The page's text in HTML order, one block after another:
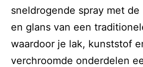
sneldrogende spray met de
en glans van een
waardoor je lak, kunststof
verchroomde onderdelen